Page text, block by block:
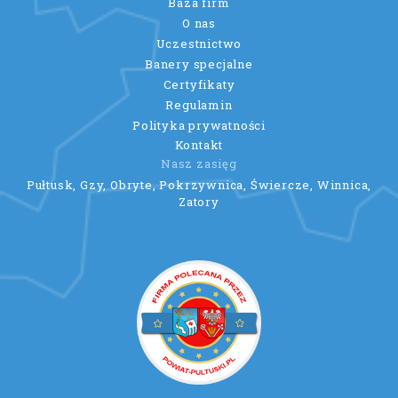
O nas
Uczestnictwo
Banery specjalne
Certyfikaty
Regulamin
Polityka prywatności
Kontakt
Nasz zasięg
Pułtusk, Gzy, Obryte, Pokrzywnica, Świercze, Winnica,
Zatory